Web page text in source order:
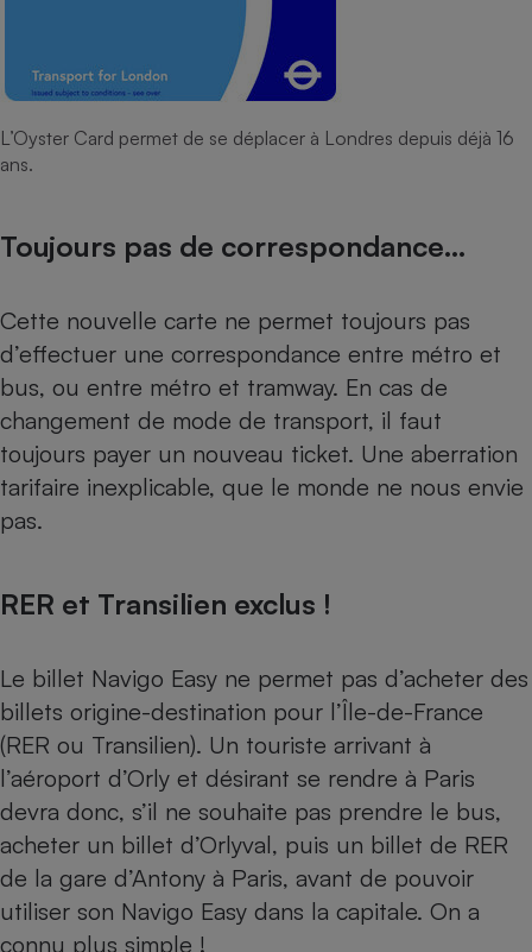
L’Oyster Card permet de se déplacer à Londres depuis déjà 16
ans.
Toujours pas de correspondance…
Cette nouvelle carte ne permet toujours pas
d’effectuer une correspondance entre métro et
bus, ou entre métro et tramway. En cas de
changement de mode de transport, il faut
toujours payer un nouveau ticket. Une aberration
tarifaire inexplicable, que le monde ne nous envie
pas.
RER et Transilien exclus !
Le billet Navigo Easy ne permet pas d’acheter des
billets origine-destination pour l’Île-de-France
(RER ou Transilien). Un touriste arrivant à
l’aéroport d’Orly et désirant se rendre à Paris
devra donc, s’il ne souhaite pas prendre le bus,
acheter un billet d’Orlyval, puis un billet de RER
de la gare d’Antony à Paris, avant de pouvoir
utiliser son Navigo Easy dans la capitale. On a
connu plus simple !